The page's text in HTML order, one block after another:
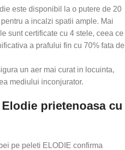
este disponibil la o putere de 20
a incalzi spatii ample. Mai
sunt certificate cu 4 stele, ceea ce
a prafului fin cu 70% fata de
un aer mai curat in locuinta,
mediului inconjurator.
prietenoasa cu
pe peleti ELODIE confirma